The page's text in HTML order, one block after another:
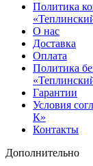
Политика
О нас
Доставка
Оплата
Политика
Гарантии
Условия
К»
Контакты
Дополнительно